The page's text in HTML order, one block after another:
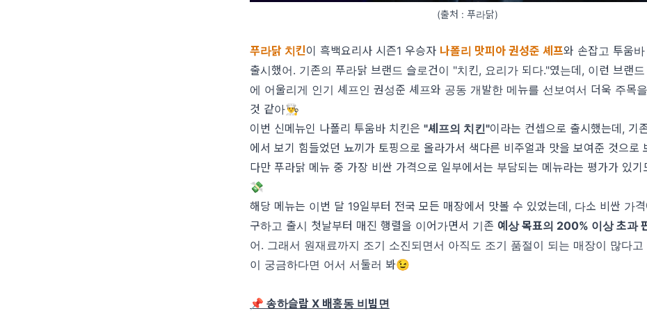
(출처 : 푸라닭)
푸라닭 치킨이 흑백요리사 시즌1 우승자 나폴리 맛피아 권성준 셰프와 손잡고 투움
출시했어. 기존의 푸라닭 브랜드 슬로건이 "치킨, 요리가 되다."였는데, 이런 브랜
에 어울리게 인기 셰프인 권성준 셰프와 공동 개발한 메뉴를 선보여서 더욱 주목
것 같아👨‍🍳
이번 신메뉴인 나폴리 투움바 치킨은"셰프의 치킨"이라는 컨셉으로 출시했는데, 기
에서 보기 힘들었던 뇨끼가 토핑으로 올라가서 색다른 비주얼과 맛을 보여준 것으로
다만 푸라닭 메뉴 중 가장 비싼 가격으로 일부에서는 부담되는 메뉴라는 평가가 있기
💸
해당 메뉴는 이번 달 19일부터 전국 모든 매장에서 맛볼 수 있었는데, 다소 비싼 가
구하고 출시 첫날부터 매진 행렬을 이어가면서 기존 예상 목표의 200% 이상 초과
어. 그래서 원재료까지 조기 소진되면서 아직도 조기 품절이 되는 매장이 많다고
이 궁금하다면 어서 서둘러 봐😉
📌 송하슬람 X 배홍동 비빔면